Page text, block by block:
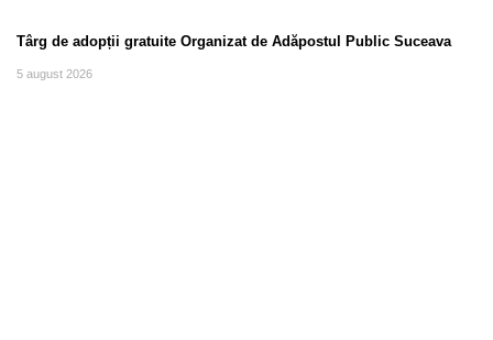
Târg de adopții gratuite Organizat de Adăpostul Public Suceava
5 august 2026